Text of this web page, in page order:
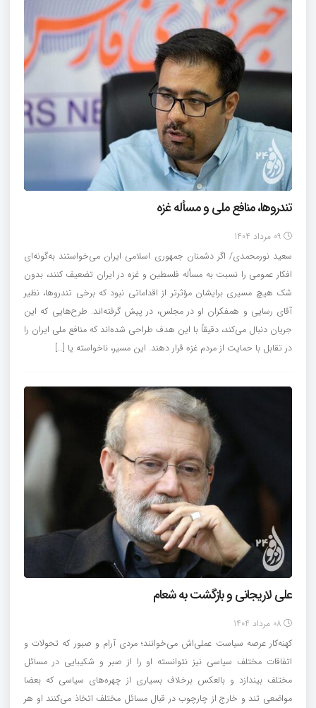
تندروها، منافع ملی و مسأله غزه
09 مرداد 1404
سعید نورمحمدی/ اگر دشمنان جمهوری اسلامی ایران می‌خواستند به‌گونه‌ای
افکار عمومی را نسبت به مسأله فلسطین و غزه در ایران تضعیف کنند، بدون
شک هیچ مسیری برایشان مؤثرتر از اقداماتی نبود که برخی تندروها، نظیر
آقای رسایی و همفکران او در مجلس، در پیش گرفته‌اند. طرح‌هایی که این
جریان دنبال می‌کند، دقیقاً با این هدف طراحی شده‌اند که منافع ملی ایران را
در تقابل با حمایت از مردم غزه قرار دهند. این مسیر، ناخواسته یا […]
علی لاریجانی و بازگشت به شعام
08 مرداد 1404
کهنه‌کار عرصه سیاست عملی‌اش می‌خوانند؛ مردی آرام و صبور که تحولات و
اتفاقات مختلف سیاسی نیز نتوانسته او را از صبر و شکیبایی در مسائل
مختلف بیندازد و بالعکس برخلاف بسیاری از چهره‌های سیاسی که بعضا
مواضعی تند و خارج از چارچوب در قبال مسائل مختلف اتخاذ می‌کنند او هر